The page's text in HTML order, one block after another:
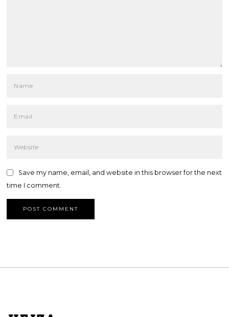
Save my name, email, and website in this browser for the next
time I comment.